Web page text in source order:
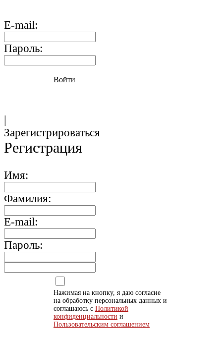
E-mail:
Пароль:
Войти
|
Зарегистрироваться
Регистрация
Имя:
Фамилия:
E-mail:
Пароль:
Нажимая на кнопку, я даю согласие
на обработку персональных данных и
соглашаюсь с Политикой
конфиденциальности и
Пользовательским соглашением